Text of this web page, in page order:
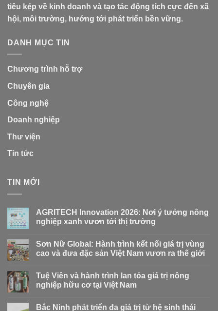
tiêu kép về kinh doanh và tạo tác động tích cực đến xã
hội, môi trường, hướng tới phát triển bền vững.
DANH MỤC TIN
Chương trình hỗ trợ
Chuyên gia
Công nghệ
Doanh nghiệp
Thư viện
Tin tức
TIN MỚI
AGRITECH Innovation 2026: Nơi ý tưởng nông
nghiệp xanh vươn tới thị trường
Sơn Nữ Global: Hành trình kết nối giá trị vùng
cao và đưa đặc sản Việt Nam vươn ra thế giới
Tuệ Viên và hành trình lan tỏa giá trị nông
nghiệp hữu cơ tại Việt Nam
Bắc Ninh phát triển đa giá trị từ hệ sinh thái